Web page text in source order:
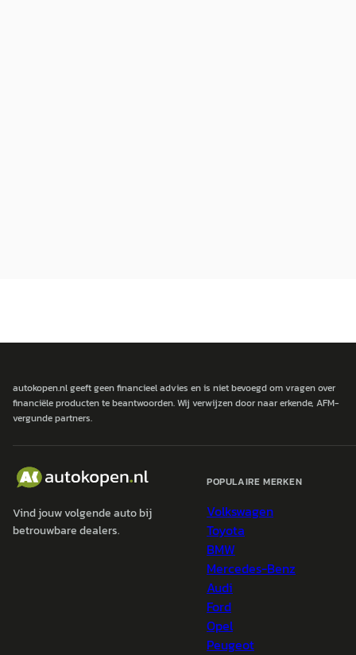
autokopen.nl geeft geen financieel advies en is niet bevoegd om vragen over
financiële producten te beantwoorden. Wij verwijzen door naar erkende, AFM-
vergunde partners.
Vind jouw volgende auto bij
betrouwbare dealers.
POPULAIRE MERKEN
Volkswagen
Toyota
BMW
Mercedes-Benz
Audi
Ford
Opel
Peugeot